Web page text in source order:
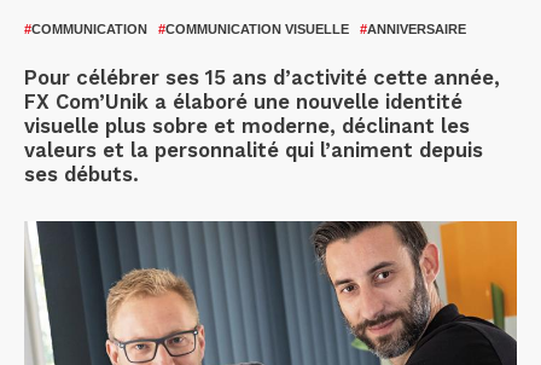
#COMMUNICATION #COMMUNICATION VISUELLE #ANNIVERSAIRE
Pour célébrer ses 15 ans d’activité cette année,
FX Com’Unik a élaboré une nouvelle identité
visuelle plus sobre et moderne, déclinant les
valeurs et la personnalité qui l’animent depuis
ses débuts.